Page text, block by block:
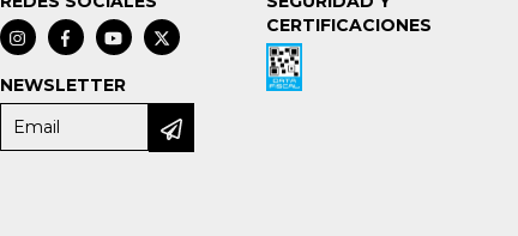
NEWSLETTER
CERTIFICACIONES